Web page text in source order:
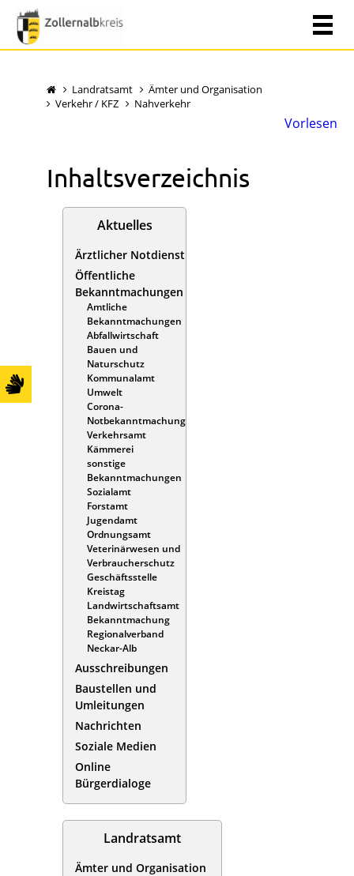
Landratsamt
Ämter und Organisation
Verkehr / KFZ
Nahverkehr
Vorlesen
Inhaltsverzeichnis
Aktuelles
Ärztlicher Notdienst
Öffentliche
Bekanntmachungen
Amtliche
Bekanntmachungen
Abfallwirtschaft
Bauen und
Naturschutz
Kommunalamt
Umwelt
Corona-
Notbekanntmachung
Verkehrsamt
Kämmerei
sonstige
Bekanntmachungen
Sozialamt
Forstamt
Jugendamt
Ordnungsamt
Veterinärwesen und
Verbraucherschutz
Geschäftsstelle
Kreistag
Landwirtschaftsamt
Bekanntmachung
Regionalverband
Neckar-Alb
Ausschreibungen
Baustellen und
Umleitungen
Nachrichten
Soziale Medien
Online
Bürgerdialoge
Landratsamt
Ämter und Organisation